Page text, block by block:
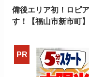
備後エリア初！ロピ
す！【福山市新市町】